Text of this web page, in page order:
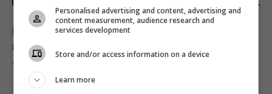
На Херсонщине россиянам приказали
начать "свободную охоту" на
автотранспорт, – ОВА
16:09 суббота, 08 августа 2026
Personalised advertising and content, advertising and
content measurement, audience research and
services development
Store and/or access information on a device
Learn more